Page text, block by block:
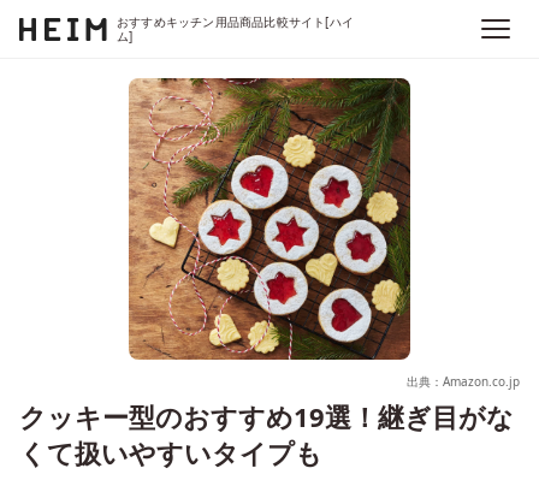
おすすめキッチン用品商品比較サイト[ハイ
ム]
出典：Amazon.co.jp
クッキー型のおすすめ19選！継ぎ目がな
くて扱いやすいタイプも